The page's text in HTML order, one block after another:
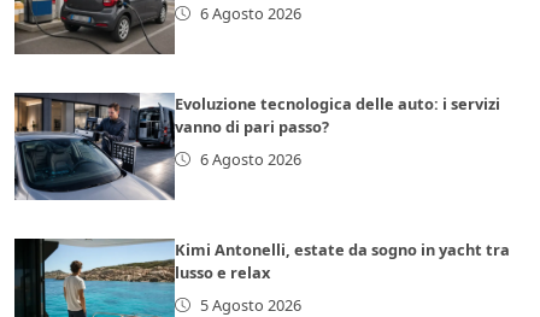
6 Agosto 2026
Evoluzione tecnologica delle auto: i servizi
vanno di pari passo?
6 Agosto 2026
Kimi Antonelli, estate da sogno in yacht tra
lusso e relax
5 Agosto 2026